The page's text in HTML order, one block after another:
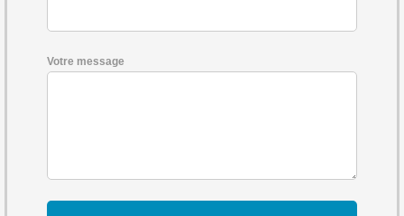
Votre message